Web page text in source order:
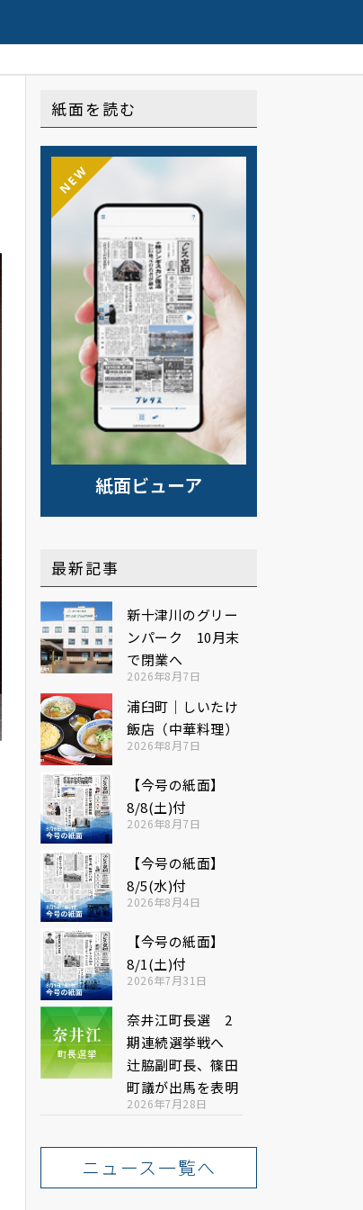
紙面を読む
紙面ビューア
NEW
最新記事
新十津川のグリー
ンパーク 10月末
で閉業へ
2026年8月7日
浦臼町｜しいたけ
飯店（中華料理）
2026年8月7日
【今号の紙面】
8/8(土)付
2026年8月7日
【今号の紙面】
8/5(水)付
2026年8月4日
【今号の紙面】
8/1(土)付
2026年7月31日
奈井江町長選 2
期連続選挙戦へ
辻脇副町長、篠田
町議が出馬を表明
2026年7月28日
ニュース一覧へ